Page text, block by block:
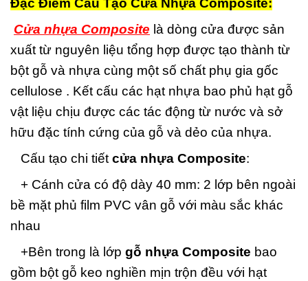
Đặc Điểm Cấu Tạo Cửa Nhựa Composite:
Cửa nhựa Composite là dòng cửa được sản
xuất từ nguyên liệu tổng hợp được tạo thành từ
bột gỗ và nhựa cùng một số chất phụ gia gốc
cellulose . Kết cấu các hạt nhựa bao phủ hạt gỗ
vật liệu chịu được các tác động từ nước và sở
hữu đặc tính cứng của gỗ và dẻo của nhựa.
Cấu tạo chi tiết cửa nhựa Composite:
+ Cánh cửa có độ dày 40 mm: 2 lớp bên ngoài
bề mặt phủ film PVC vân gỗ với màu sắc khác
nhau
+Bên trong là lớp gỗ nhựa Composite bao
gồm bột gỗ keo nghiền mịn trộn đều với hạt